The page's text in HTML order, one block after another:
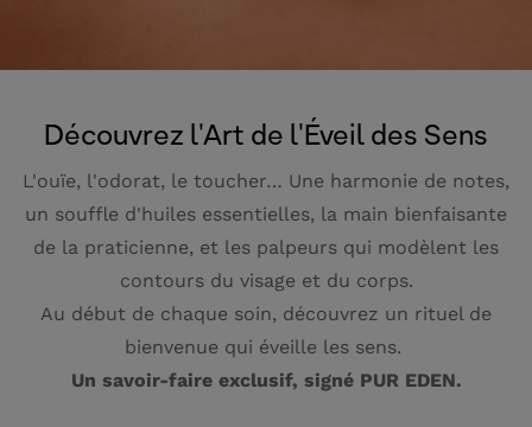
Découvrez l'Art de l'Éveil des Sens
L'ouïe, l'odorat, le toucher… Une harmonie de notes,
un souffle d'huiles essentielles, la main bienfaisante
de la praticienne, et les palpeurs qui modèlent les
contours du visage et du corps.
Au début de chaque soin, découvrez un rituel de
bienvenue qui éveille les sens.
Un savoir-faire exclusif, signé PUR EDEN.